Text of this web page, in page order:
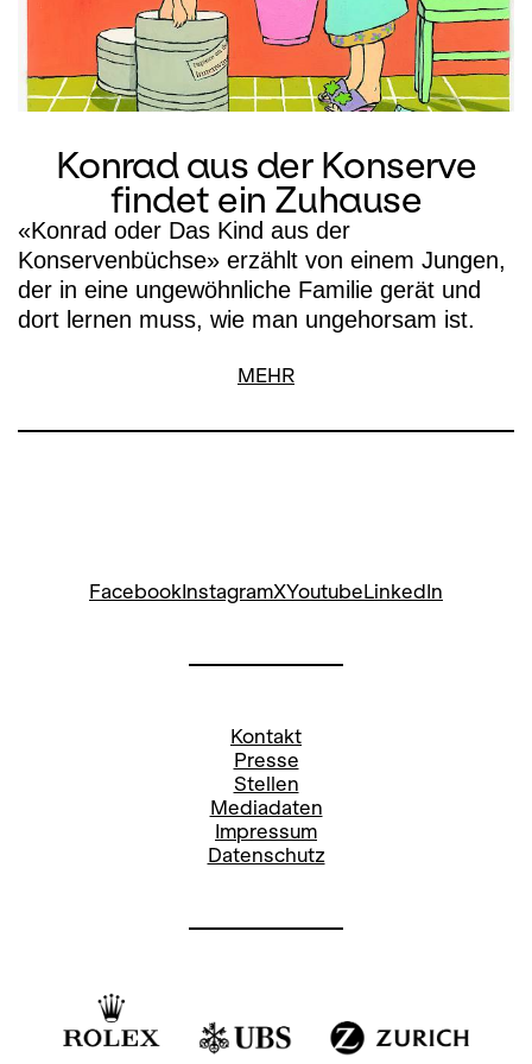
Konrad aus der Konserve
findet ein Zuhause
«Konrad oder Das Kind aus der
Konservenbüchse» erzählt von einem Jungen,
der in eine ungewöhnliche Familie gerät und
dort lernen muss, wie man ungehorsam ist.
MEHR
FacebookInstagramXYoutubeLinkedIn
Kontakt
Presse
Stellen
Mediadaten
Impressum
Datenschutz